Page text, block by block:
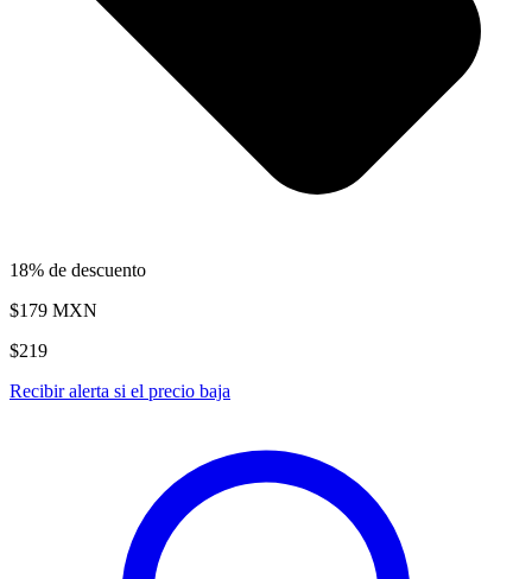
18% de descuento
$179 MXN
$219
Recibir alerta si el precio baja